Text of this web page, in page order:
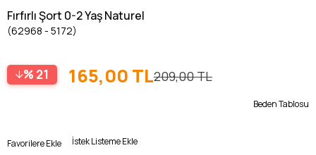
Fırfırlı Şort 0-2 Yaş Naturel
(62968 - 5172)
21 209,00 TL
165,00 TL
Beden Tablosu
Favorilere Ekle İstek Listeme Ekle